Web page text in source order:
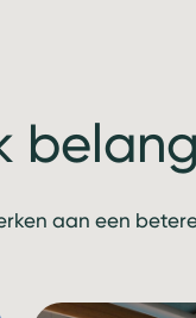
aan een